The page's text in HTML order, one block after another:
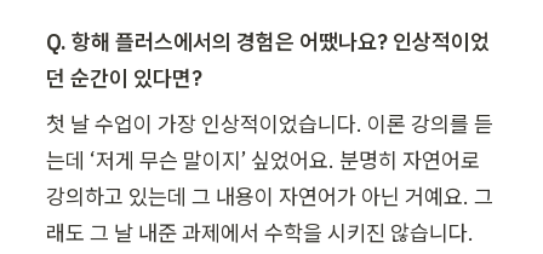
Q. 항해 플러스에서의 경험은 어땠나요? 인상적이었
던 순간이 있다면?
첫 날 수업이 가장 인상적이었습니다. 이론 강의를 듣
는데 ‘저게 무슨 말이지’ 싶었어요. 분명히 자연어로
강의하고 있는데 그 내용이 자연어가 아닌 거예요. 그
래도 그 날 내준 과제에서 수학을 시키진 않습니다.